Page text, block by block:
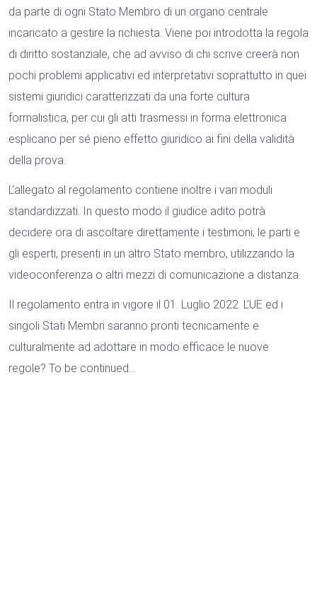
da parte di ogni Stato Membro di un organo centrale
incaricato a gestire la richiesta. Viene poi introdotta la regola
di diritto sostanziale, che ad avviso di chi scrive creerà non
pochi problemi applicativi ed interpretativi soprattutto in quei
sistemi giuridici caratterizzati da una forte cultura
formalistica, per cui gli atti trasmessi in forma elettronica
esplicano per sé pieno effetto giuridico ai fini della validità
della prova.
L'allegato al regolamento contiene inoltre i vari moduli
standardizzati. In questo modo il giudice adito potrà
decidere ora di ascoltare direttamente i testimoni, le parti e
gli esperti, presenti in un altro Stato membro, utilizzando la
videoconferenza o altri mezzi di comunicazione a distanza.
Il regolamento entra in vigore il 01. Luglio 2022. L’UE ed i
singoli Stati Membri saranno pronti tecnicamente e
culturalmente ad adottare in modo efficace le nuove
regole? To be continued…